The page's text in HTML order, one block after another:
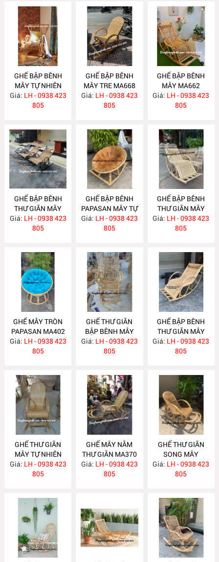
GHẾ BẬP BÊNH
MÂY TỰ NHIÊN
MA672
Giá: LH - 0938 423
805
GHẾ BẬP BÊNH
MÂY TRE MA668
Giá: LH - 0938 423
805
GHẾ BẬP BÊNH
MÂY MA662
Giá: LH - 0938 423
805
GHẾ BẬP BÊNH
THƯ GIÃN MÂY
NHỰA NH308
Giá: LH - 0938 423
805
GHẾ BẬP BÊNH
PAPASAN MÂY TỰ
NHIÊN MA468
Giá: LH - 0938 423
805
GHẾ BẬP BÊNH
THƯ GIÃN MÂY
TỰ NHIÊN MA422
Giá: LH - 0938 423
805
GHẾ MÂY TRÒN
PAPASAN MA402
Giá: LH - 0938 423
805
GHẾ THƯ GIÃN
BẬP BÊNH MÂY
TRE ĐAN MA401
Giá: LH - 0938 423
805
GHẾ BẬP BÊNH
THƯ GIÃN MÂY
TRE ĐAN MA384
Giá: LH - 0938 423
805
GHẾ THƯ GIÃN
MÂY TỰ NHIÊN
MA383
Giá: LH - 0938 423
805
GHẾ MÂY NẰM
THƯ GIÃN MA370
Giá: LH - 0938 423
805
GHẾ THƯ GIÃN
SONG MÂY
MA365
Giá: LH - 0938 423
805